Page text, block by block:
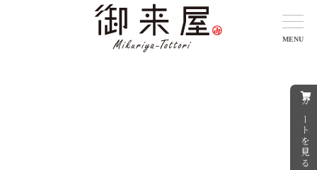
カートを見る